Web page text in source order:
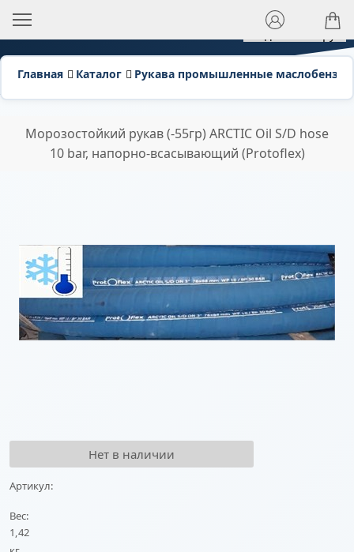
Главная Каталог Рукава промышленные
Морозостойкий рукав (-55гр) ARCTIC Oil S/D hose
10 bar, напорно-всасывающий (Protoflex)
Распродажа
Скидка 3 770 руб.
Нет в наличии
Артикул:
Вес:
1,42